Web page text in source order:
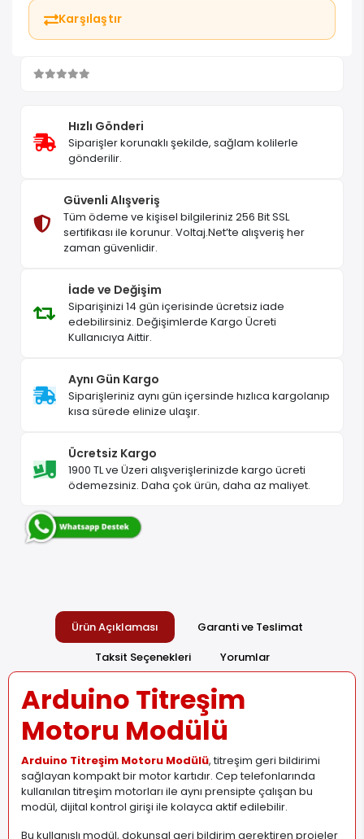
Karşılaştır
Hızlı Gönderi
Siparişler korunaklı şekilde, sağlam kolilerle
gönderilir.
Güvenli Alışveriş
Tüm ödeme ve kişisel bilgileriniz 256 Bit SSL
sertifikası ile korunur. Voltaj.Net’te alışveriş her
zaman güvenlidir.
İade ve Değişim
Siparişinizi 14 gün içerisinde ücretsiz iade
edebilirsiniz. Değişimlerde Kargo Ücreti
Kullanıcıya Aittir.
Aynı Gün Kargo
Siparişleriniz aynı gün içersinde hızlıca kargolanıp
kısa sürede elinize ulaşır.
Ücretsiz Kargo
1900 TL ve Üzeri alışverişlerinizde kargo ücreti
ödemezsiniz. Daha çok ürün, daha az maliyet.
Ürün Açıklaması
Garanti ve Teslimat
Taksit Seçenekleri
Yorumlar
Arduino Titreşim
Motoru Modülü
Arduino Titreşim Motoru Modülü, titreşim geri bildirimi
sağlayan kompakt bir motor kartıdır. Cep telefonlarında
kullanılan titreşim motorları ile aynı prensipte çalışan bu
modül, dijital kontrol girişi ile kolayca aktif edilebilir.
Bu kullanışlı modül, dokunsal geri bildirim gerektiren projeler